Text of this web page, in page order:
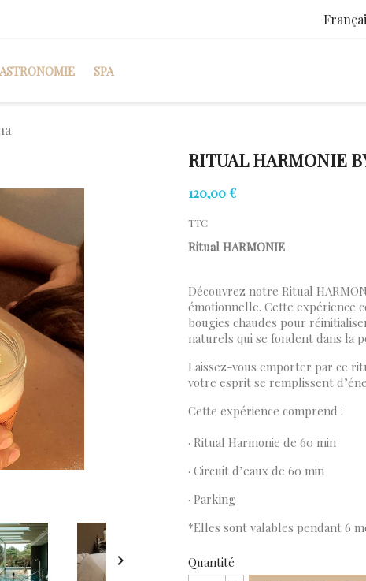
SPA

RITUAL HARMONIE
120,00 €
TTC
Ritual HARMONIE
Découvrez notre Ritual
émotionnelle. Cette expérience
bougies chaudes pour
naturels qui se fondent dans la
Laissez-vous emporter par ce
votre esprit se remplissent
Cette expérience comprend :
· Ritual Harmonie de 60 min
· Circuit d’eaux de 60 min
· Parking
*Elles sont valables pendant 6
Quantité